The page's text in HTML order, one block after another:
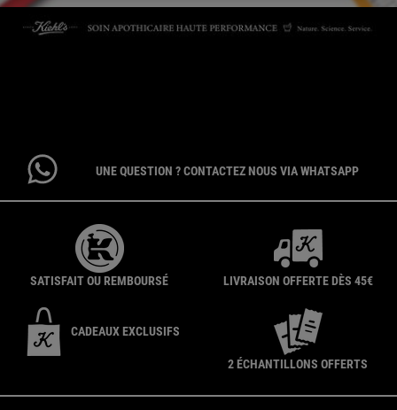
UNE QUESTION ? CONTACTEZ NOUS VIA WHATSAPP
SATISFAIT OU REMBOURSÉ LIVRAISON OFFERTE DÈS 45€
CADEAUX EXCLUSIFS
2 ÉCHANTILLONS OFFERTS